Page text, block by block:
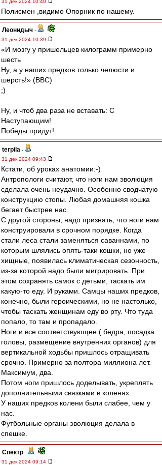
31 дек 2024 10:40
Полисмен ,видимо Опорник по нашему.
Леонидыч -
31 дек 2024 10:39
«И мозгу у пришельцев килограмм примерно
шесть
Ну, а у наших предков только челюсти и
шерсть!» (ВВС)
;)
Ну, и чтоб два раза не вставать: С
Наступающим!
Победы придут!
terpila -
31 дек 2024 09:43
Кстати, об уроках анатомии:-)
Антропологи считают, что ноги нам эволюция
сделала очень неудачно. Особенно сводчатую
конструкцию стопы. Любая домашняя кошка
бегает быстрее нас.
С другой стороны, надо признать, что ноги нам
конструировали в срочном порядке. Когда
стали леса стали заменяться саваннами, по
которым шлялись опять-таки кошки, но уже
хищные, появилась климатическая сезонность,
из-за которой надо были мигрировать. При
этом сохранять самок с детьми, таскать им
какую-то еду. И руками. Самцы наших предков,
конечно, были героическими, но не настолько,
чтобы таскать женщинам еду во рту. Что туда
попало, то там и пропадало.
Ноги и все соответствующее ( бедра, посадка
головы, размещение внутренних органов) для
вертикальной ходьбы пришлось отращивать
срочно. Примерно за полтора миллиона лет.
Максимум, два.
Потом ноги пришлось доделывать, укреплять
дополнительными связками в коленях.
У наших предков колени были слабее, чем у
нас.
Футбольные органы эволюция делала в
спешке.
Спектр -
31 дек 2024 09:14